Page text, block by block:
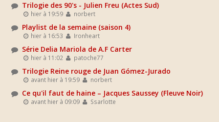
Trilogie des 90's - Julien Freu (Actes Sud)
hier à 19:59 norbert
Playlist de la semaine (saison 4)
hier à 16:53 Ironheart
Série Delia Mariola de A.F Carter
hier à 11:02 patoche77
Trilogie Reine rouge de Juan Gómez-Jurado
avant hier à 19:59 norbert
Ce qu'il faut de haine – Jacques Saussey (Fleuve Noir)
avant hier à 09:09 Ssarlotte